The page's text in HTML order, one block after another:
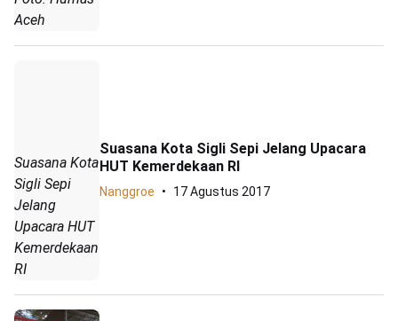
Aceh
Suasana Kota
Sigli Sepi
Jelang
Upacara HUT
Kemerdekaan
RI
Suasana Kota Sigli Sepi Jelang Upacara
HUT Kemerdekaan RI
Nanggroe 17 Agustus 2017